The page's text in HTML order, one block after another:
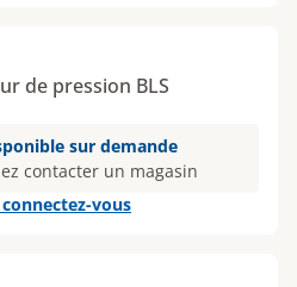
de pression BLS
sur demande
contacter un magasin
connectez-vous